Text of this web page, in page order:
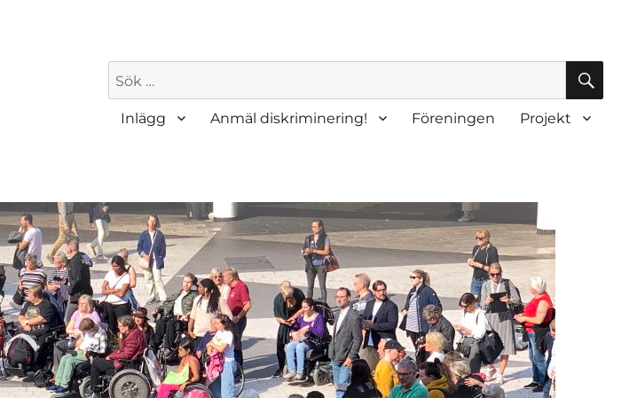
Sök
efter:
SÖK
Inlägg Anmäl diskriminering! Föreningen Projekt